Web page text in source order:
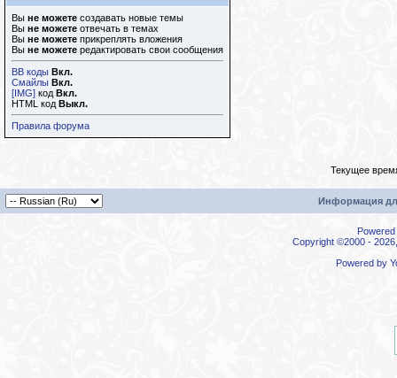
Вы не можете создавать новые темы
Вы не можете отвечать в темах
Вы не можете прикреплять вложения
Вы не можете редактировать свои сообщения
BB коды Вкл.
Смайлы Вкл.
[IMG] код Вкл.
HTML код Выкл.
Правила форума
Текущее
Информация
Copyright ©2000 -
Powered by